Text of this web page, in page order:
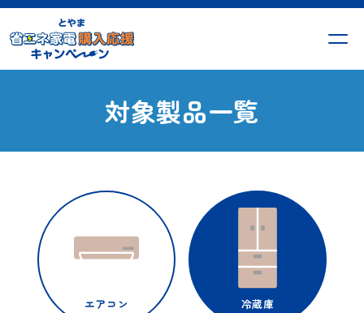
対象製品一覧
エアコン 冷蔵庫